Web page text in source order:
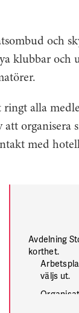
och
klubbar och
ringt alla
organisera
med
Avdelning
korthet.
väljs ut.